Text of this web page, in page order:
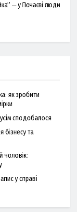
— у Почаєві люди
як зробити
сподобалося
бізнесу та
чоловік:
у справі